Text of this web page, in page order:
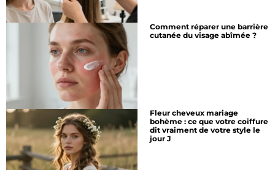
Comment réparer une barrière
cutanée du visage abîmée ?
Fleur cheveux mariage
bohème : ce que votre coiffure
dit vraiment de votre style le
jour J